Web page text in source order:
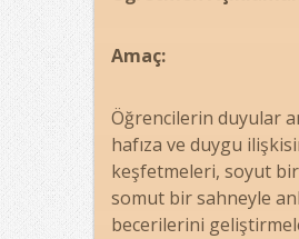
Amaç:
Öğrencilerin duyular
hafıza ve duygu
keşfetmeleri, soyut bir
somut bir sahneyle
becerilerini